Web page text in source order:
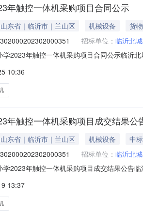
年触控一体机采购项目合同公示
山东省｜临沂市｜兰山区 机械设备
货物
招标单位： 临沂北
学2023年触控一体机采购项目合同公示临沂
沂北城小学2023年触控一体机采购项目五、
10:36
年触控一体机采购项目成交结果公
山东省｜临沂市｜兰山区 机械设备
中
招标单位： 临沂北
学2023年触控一体机采购项目成交结果公告
交）金额：344000.00元四、主要标的信息
13:37